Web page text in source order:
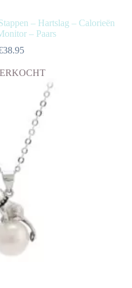
– Hartslag – Calorieën
– Paars
38.95